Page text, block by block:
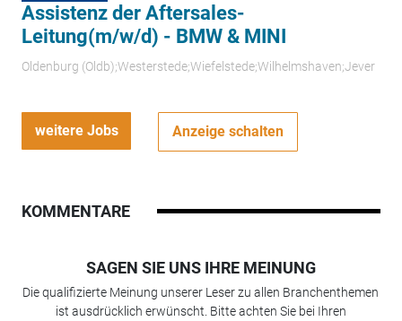
Assistenz der Aftersales-
Leitung(m/w/d) - BMW & MINI
Oldenburg (Oldb);Westerstede;Wiefelstede;Wilhelmshaven;Jever
weitere Jobs Anzeige schalten
KOMMENTARE
SAGEN SIE UNS IHRE MEINUNG
Die qualifizierte Meinung unserer Leser zu allen Branchenthemen
ist ausdrücklich erwünscht. Bitte achten Sie bei Ihren